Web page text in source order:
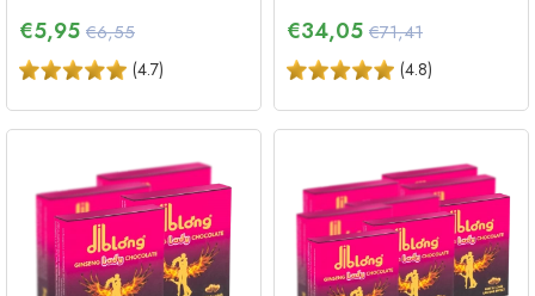
€5,95 €6,55
(4.7)
€34,05 €71,41
(4.8)